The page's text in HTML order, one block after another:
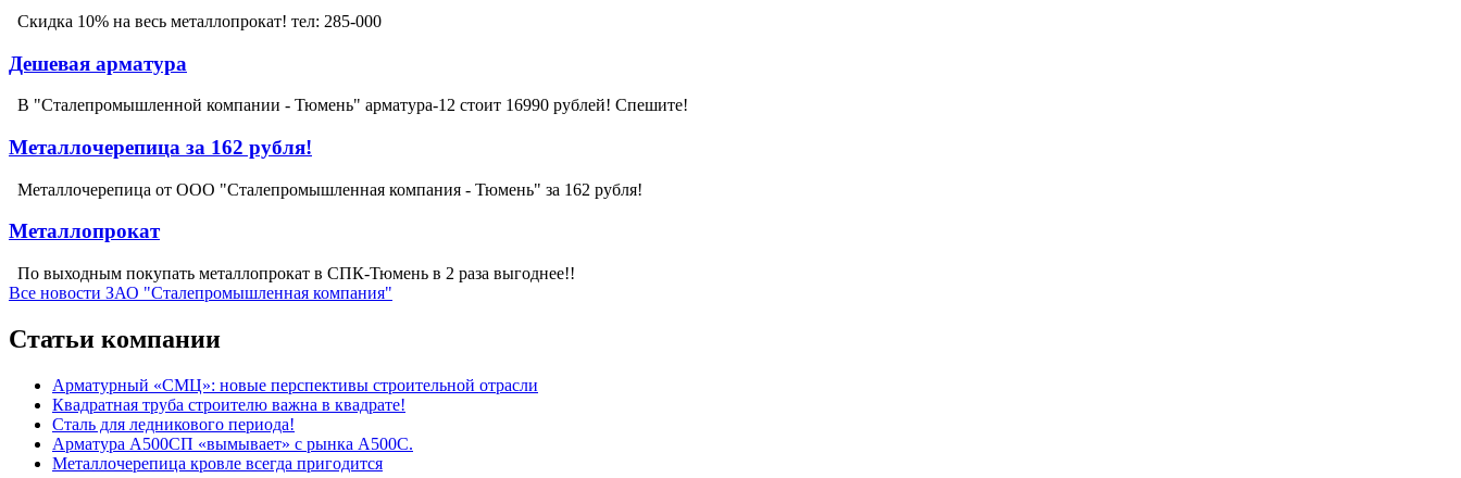
Скидка 10% на весь металлопрокат! тел: 285-000
Дешевая арматура
В "Сталепромышленной компании - Тюмень" арматура-12 стоит 16990 рублей! Спешите!
Металлочерепица за 162 рубля!
Металлочерепица от ООО "Сталепромышленная компания - Тюмень" за 162 рубля!
Металлопрокат
По выходным покупать металлопрокат в СПК-Тюмень в 2 раза выгоднее!!
Все новости ЗАО "Сталепромышленная компания"
Статьи компании
Арматурный «СМЦ»: новые перспективы строительной отрасли
Квадратная труба строителю важна в квадрате!
Сталь для ледникового периода!
Арматура А500СП «вымывает» с рынка А500С.
Металлочерепица кровле всегда пригодится